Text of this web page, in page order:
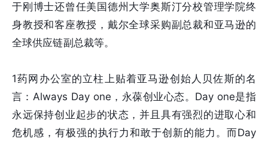
于刚博士还曾任美国德州大学奥斯汀分校管理学院终
身教授和客座教授，戴尔全球采购副总裁和亚马逊的
全球供应链副总裁等。
1药网办公室的立柱上贴着亚马逊创始人贝佐斯的名
言：Always Day one，永葆创业心态。Day one是指
永远保持创业起步的状态，并且具有强烈的进取心和
危机感，有极强的执行力和敢于创新的能力。而Day